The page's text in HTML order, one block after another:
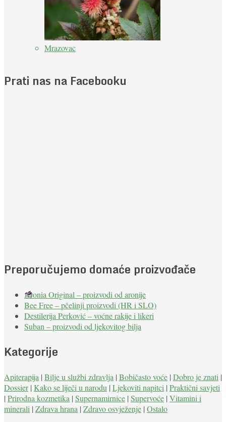
Mrazovac
Prati nas na Facebooku
Preporučujemo domaće proizvođače
Aronia Original – proizvodi od aronije
Bee Free – pčelinji proizvodi (HR i SLO)
Destilerija Perković – voćne rakije i likeri
Suban – proizvodi od ljekovitog bilja
Kategorije
Apiterapija | Bilje u službi zdravlja | Bobičasto voće | Dobro je znati |
Dossier| Kako se liječi u narodu | Ljekoviti napitci | Praktični savjeti
| Prirodna kozmetika | Supernamirnice | Supervoće | Vitamini i
minerali | Zdrava hrana | Zdravo osvježenje | Ostalo